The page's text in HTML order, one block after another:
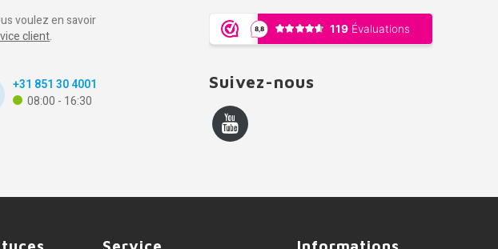
voulez en savoir
client.
+31 851 30 4001
08:00 - 16:30
Suivez-nous